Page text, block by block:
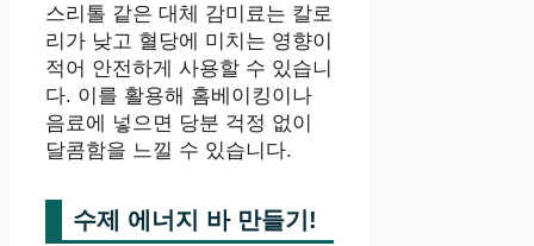
스리톨 같은 대체 감미료는 칼로
리가 낮고 혈당에 미치는 영향이
적어 안전하게 사용할 수 있습니
다. 이를 활용해 홈베이킹이나
음료에 넣으면 당분 걱정 없이
달콤함을 느낄 수 있습니다.
수제 에너지 바 만들기!